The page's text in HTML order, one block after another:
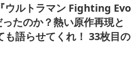
ウルトラマン Fighting Evo
たのか？熱い原作再現と
も語らせてくれ！ 33枚目の